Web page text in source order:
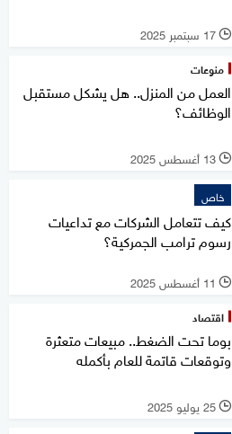
l 17 سبتمبر 2025
منوعات
العمل من المنزل.. هل يشكل مستقبل
الوظائف؟
l 13 أغسطس 2025
خاص
كيف تتعامل الشركات مع تداعيات
رسوم ترامب الجمركية؟
l 11 أغسطس 2025
اقتصاد
بوما تحت الضغط.. مبيعات متعثرة
وتوقعات قاتمة للعام بأكمله
l 25 يوليو 2025